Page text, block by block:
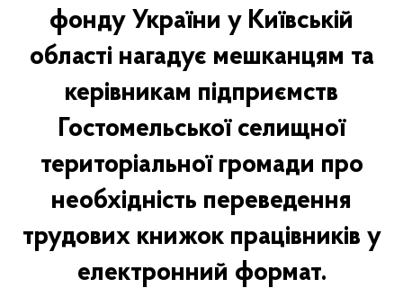
фонду України у Київській
області нагадує мешканцям та
керівникам підприємств
Гостомельської селищної
територіальної громади про
необхідність переведення
трудових книжок працівників у
електронний формат.